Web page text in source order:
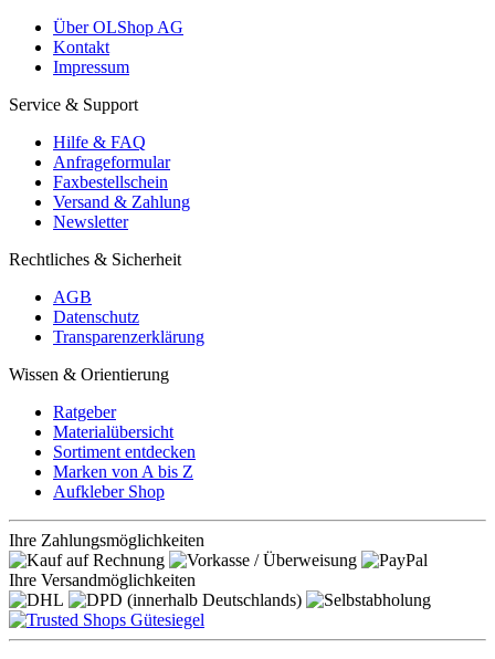
Über OLShop AG
Kontakt
Impressum
Service & Support
Hilfe & FAQ
Anfrageformular
Faxbestellschein
Versand & Zahlung
Newsletter
Rechtliches & Sicherheit
AGB
Datenschutz
Transparenzerklärung
Wissen & Orientierung
Ratgeber
Materialübersicht
Sortiment entdecken
Marken von A bis Z
Aufkleber Shop
Ihre Zahlungsmöglichkeiten
Ihre Versandmöglichkeiten